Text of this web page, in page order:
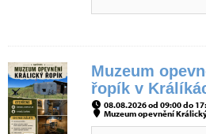
Muzeum
řopík v
08.08.2026 od 09:00 do
Muzeum opevnění